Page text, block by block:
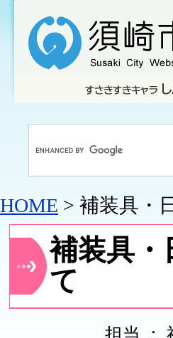
HOME > 補装具・
補装具・
て
担当 ：